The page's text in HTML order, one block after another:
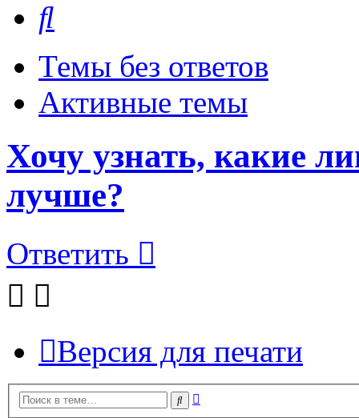
Темы без ответов
Активные темы
Хочу узнать, какие
лучше?
Ответить
Версия для печати
Поиск